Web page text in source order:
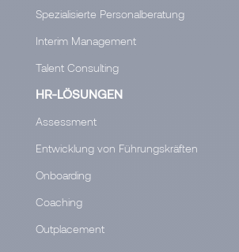
Spezialisierte Personalberatung
Interim Management
Talent Consulting
HR-LÖSUNGEN
Assessment
Entwicklung von Führungskräften
Onboarding
Coaching
Outplacement